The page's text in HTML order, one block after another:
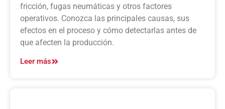
fricción, fugas neumáticas y otros factores
operativos. Conozca las principales causas, sus
efectos en el proceso y cómo detectarlas antes de
que afecten la producción.
Leer más